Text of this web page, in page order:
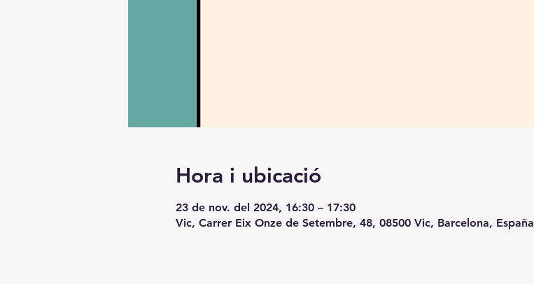
Hora i ubicació
23 de nov. del 2024, 16:30 – 17:30
Vic, Carrer Eix Onze de Setembre, 48, 08500 Vic, Barcelona, España